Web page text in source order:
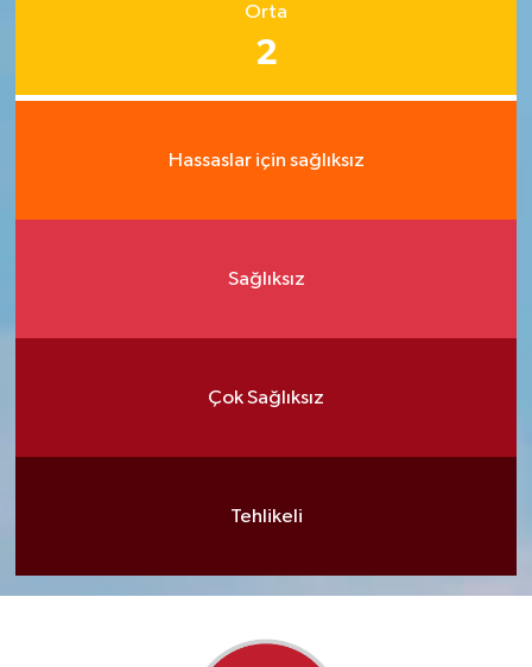
Orta
2
Hassaslar için sağlıksız
Sağlıksız
Çok Sağlıksız
Tehlikeli